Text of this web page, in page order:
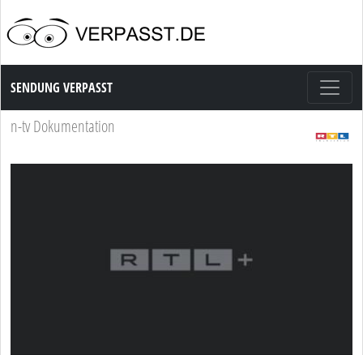
Sendung Verpasst
SENDUNG VERPASST
n-tv Dokumentation